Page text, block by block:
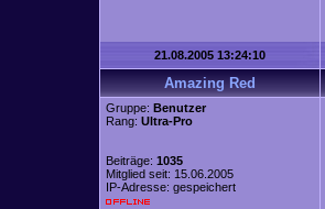
21.08.2005 13:24:10
Amazing Red
Gruppe: Benutzer
Rang: Ultra-Pro
Beiträge: 1035
Mitglied seit: 15.06.2005
IP-Adresse: gespeichert